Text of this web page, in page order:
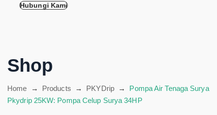
Hubungi Kami
Shop
Home → Products → PKYDrip→ Pompa Air Tenaga Surya
Pkydrip 25KW: Pompa Celup Surya 34HP